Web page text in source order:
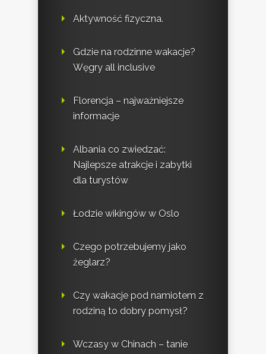
Aktywność fizyczna.
Gdzie na rodzinne wakacje?
Węgry all inclusive
Florencja – najważniejsze
informacje
Albania co zwiedzać:
Najlepsze atrakcje i zabytki
dla turystów
Łodzie wikingów w Oslo
Czego potrzebujemy jako
żeglarz?
Czy wakacje pod namiotem z
rodziną to dobry pomysł?
Wczasy w Chinach – tanie